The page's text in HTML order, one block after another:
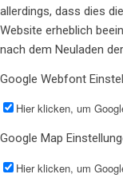
allerdings, dass dies
Website erheblich
nach dem Neuladen
Google Webfont
Hier klicken, um
Google Map
Hier klicken, um